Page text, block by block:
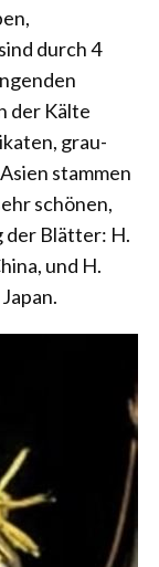
durch 4
der Kälte
grau-
stammen
schönen,
Blätter: H.
und H.